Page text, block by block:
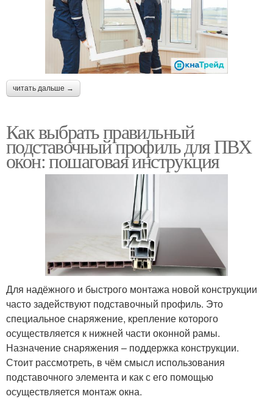
читать дальше →
Как выбрать правильный
подставочный профиль для ПВХ
окон: пошаговая инструкция
Для надёжного и быстрого монтажа новой конструкции
часто задействуют подставочный профиль. Это
специальное снаряжение, крепление которого
осуществляется к нижней части оконной рамы.
Назначение снаряжения – поддержка конструкции.
Стоит рассмотреть, в чём смысл использования
подставочного элемента и как с его помощью
осуществляется монтаж окна.